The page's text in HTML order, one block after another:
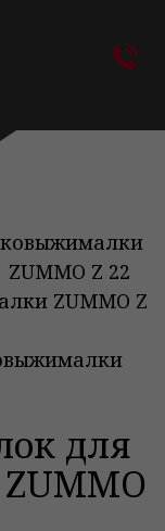
ZUMMO Z 22
ZUMMO Z
для